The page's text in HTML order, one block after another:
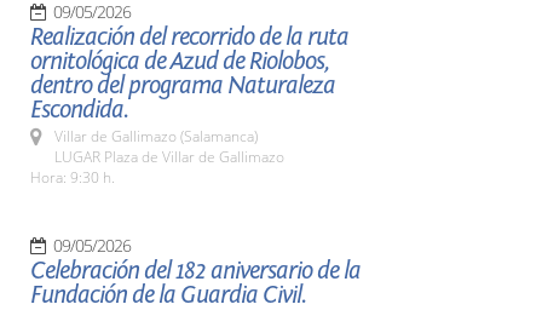
09/05/2026
Realización del recorrido de la ruta
ornitológica de Azud de Riolobos,
dentro del programa Naturaleza
Escondida.
Villar de Gallimazo (Salamanca)
LUGAR Plaza de Villar de Gallimazo
Hora: 9:30 h.
09/05/2026
Celebración del 182 aniversario de la
Fundación de la Guardia Civil.